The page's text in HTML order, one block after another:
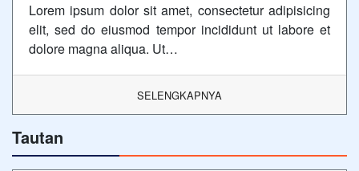
Lorem ipsum dolor sit amet, consectetur adipisicing
elit, sed do eiusmod tempor incididunt ut labore et
dolore magna aliqua. Ut…
SELENGKAPNYA
Tautan